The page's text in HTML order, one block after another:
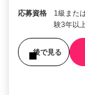
応募資格
1級また
験3年以
後で見る